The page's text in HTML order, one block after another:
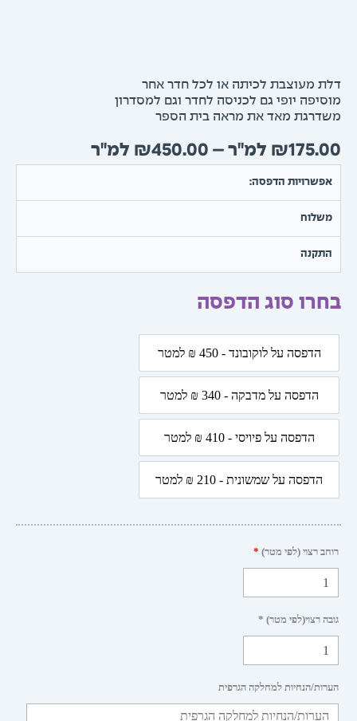
מעוצבת לכיתה או לכל חדר אחר
יופי גם לכניסה לחדר וגם למסדרון
מאד את מראה בית הספר
₪
–
₪450.00
טווח
מחירים:
הדפסה:
סוג הדפסה
הדפסה על לוקובונד - 450 ₪ למטר
הדפסה על לוקובונד - 450 ₪ למטר
הדפסה על מדבקה - 340 ₪ למטר
הדפסה על מדבקה - 340 ₪ למטר
הדפסה על פיויסי - 410 ₪ למטר
הדפסה על שמשונית - 210 ₪ למטר
רצוי (לפי מטר)*
רצוי(לפי מטר) *
הנחיות למחלקה הגרפית